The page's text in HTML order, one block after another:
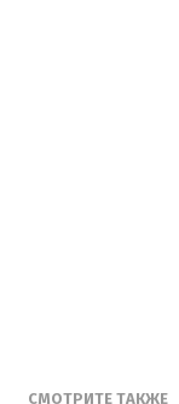
СМОТРИТЕ ТАКЖЕ